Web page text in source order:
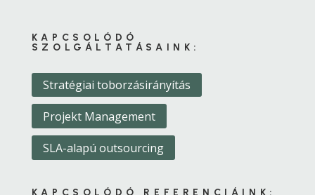
KAPCSOLÓDÓ
SZOLGÁLTATÁSAINK:
Stratégiai toborzásirányítás
Projekt Management
SLA-alapú outsourcing
KAPCSOLÓDÓ REFERENCIÁINK: